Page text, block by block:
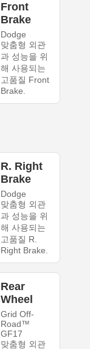
Front
Brake
Dodge
맞춤형 외관
과 성능을 위
해 사용되는
고품질 Front
Brake.
R. Right
Brake
Dodge
맞춤형 외관
과 성능을 위
해 사용되는
고품질 R.
Right Brake.
Rear
Wheel
Grid Off-
Road™
GF17
맞춤형 외관